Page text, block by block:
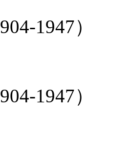
1947）
1947）